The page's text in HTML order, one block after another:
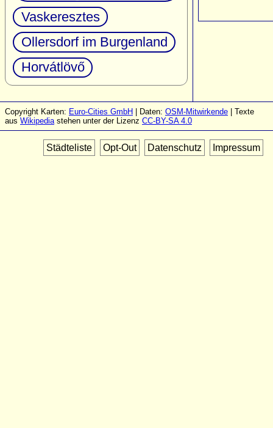
Vaskeresztes
Ollersdorf im Burgenland
Horvátlövő
Copyright Karten: Euro-Cities GmbH | Daten: OSM-Mitwirkende | Texte
aus Wikipediastehen unter der Lizenz CC-BY-SA 4.0
Städteliste Opt-Out Datenschutz Impressum